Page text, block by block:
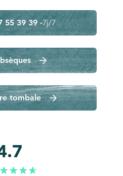
55 39 39 -7j/7
tombale